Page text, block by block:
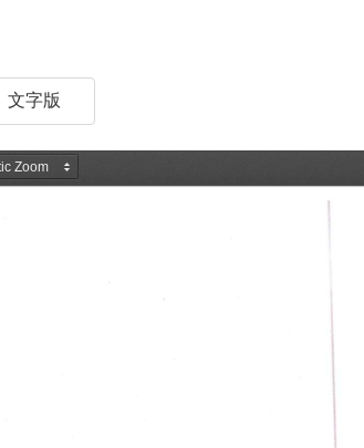
文字版